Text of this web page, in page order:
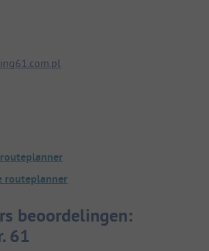
routeplanner
routeplanner
beoordelingen:
61